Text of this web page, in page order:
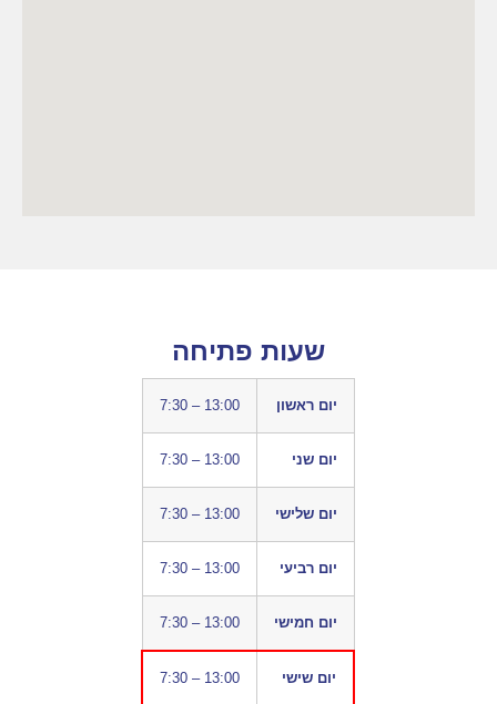
שעות פתיחה
יום ראשון 7:30 – 13:00
יום שני 7:30 – 13:00
יום שלישי 7:30 – 13:00
יום רביעי 7:30 – 13:00
יום חמישי 7:30 – 13:00
יום שישי 7:30 – 13:00